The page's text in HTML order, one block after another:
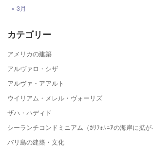
« 3月
カテゴリー
アメリカの建築
アルヴァロ・シザ
アルヴァ・アアルト
ウイリアム・メレル・ヴォーリズ
ザハ・ハディド
シーランチコンドミニアム（ｶﾘﾌｫﾙﾆｱの海岸に拡が
バリ島の建築・文化